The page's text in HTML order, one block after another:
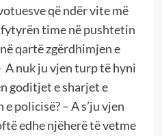
që ndër vite më
fytyrën time në pushtetin
qartë zgërdhimjen e
nuk ju vjen turp të hyni
goditjet e sharjet e
policisë? – A s’ju vjen
edhe njëherë të vetme